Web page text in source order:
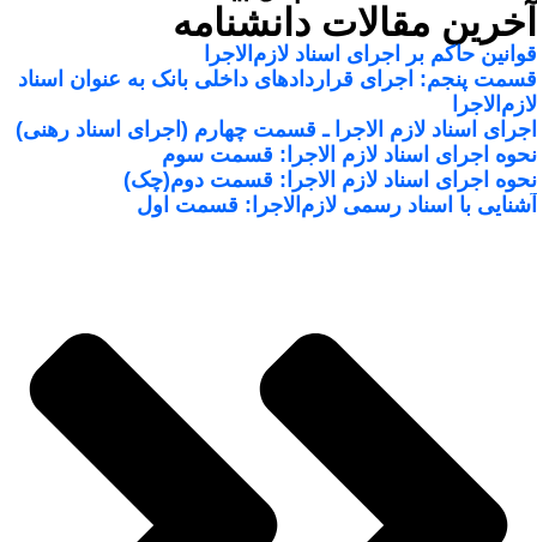
آخرین مقالات دانشنامه
قوانین حاکم بر اجرای اسناد لازم‌الاجرا
قسمت پنجم: اجرای قراردادهای داخلی بانک به عنوان اسناد
لازم‌الاجرا
اجرای اسناد لازم الاجرا ـ قسمت چهارم (اجرای اسناد رهنی)
نحوه اجرای اسناد لازم الاجرا: قسمت سوم
نحوه اجرای اسناد لازم الاجرا: قسمت دوم(چک)
آشنایی با اسناد رسمی لازم‌الاجرا: قسمت اول